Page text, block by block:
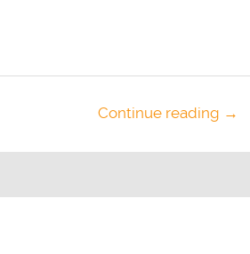
Continue reading →